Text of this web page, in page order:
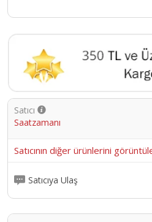
Satıcı
Saatzamanı
Satıcının diğer ürünlerini
Satıcıya Ulaş